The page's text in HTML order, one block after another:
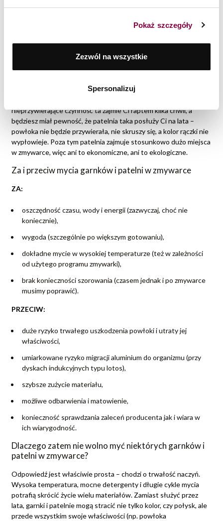
Pokaż szczegóły
Zezwól na wszystkie
Spersonalizuj
urządzenia, a następnie przenosić na inne naczynia i talerze.
Choć aluminium trafiające do organizmu nie stanowi dużego
zagrożenia, to jego nadmiar w organizmie zdecydowanie nie
Patelnie ZWIEGER do mycia w zmywarce
Tu wskazanie może być jedno – najlepiej myj ręcznie patelnie (nie
nieprzywierające czynność ta zajmie Ci raptem kilka chwil, a
będziesz miał pewność, że patelnia taka posłuży Ci na lata –
powłoka nie będzie przywierała, nie skruszy się, a kolor rączki nie
wypłowieje. Poza tym patelnia zajmuje stosunkowo dużo miejsca
w zmywarce, więc ani to ekonomiczne, ani to ekologiczne.
Za i przeciw mycia garnków i patelni w zmywarce
ZA:
oszczędność czasu, wody i energii (zazwyczaj, choć nie
koniecznie),
wygoda (szczególnie po większym gotowaniu),
dokładne mycie w wysokiej temperaturze (też w zależności
od użytego programu zmywarki),
brak konieczności szorowania (czasem jednak i po zmywarce
musimy poprawić).
PRZECIW:
duże ryzyko trwałego uszkodzenia powłoki i utraty jej
właściwości,
umiarkowane ryzyko migracji aluminium do organizmu (przy
dyskach indukcyjnych typu lotos),
szybsze zużycie materiału,
możliwe odbarwienia i matowienie,
konieczność sprawdzania zaleceń producenta jak i wiara w
ich wiarygodność.
Dlaczego zatem nie wolno myć niektórych garnków i
patelni w zmywarce?
Odpowiedź jest właściwie prosta – chodzi o trwałość naczyń.
Wysoka temperatura, mocne detergenty i długie cykle mycia
potrafią skrócić życie wielu materiałów. Zamiast służyć przez
lata, garnki i patelnie mogą stracić nie tylko kolor, czy połysk, ale
przede wszystkim swoje właściwości (np. powłoka